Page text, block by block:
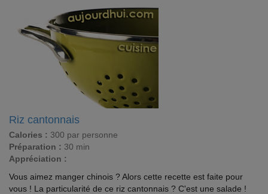
Riz cantonnais
Calories : 300 par personne
Préparation : 30 min
Appréciation :
Vous aimez manger chinois ? Alors cette recette est faite pour
vous ! La particularité de ce riz cantonnais ? C'est une salade !